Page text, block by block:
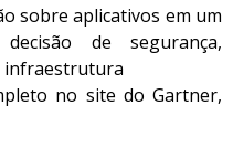
sobre aplicativos em um
de segurança,
infraestrutura
no site do Gartner,